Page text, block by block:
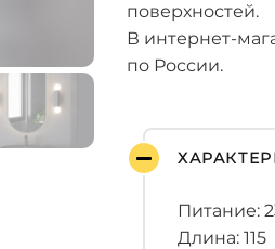
поверхностей.
В интернет-
по России.
Питание:
Длина: 115